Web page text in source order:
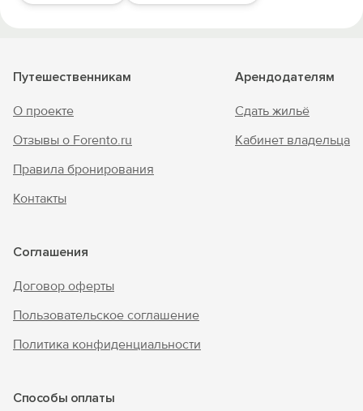
Путешественникам
О проекте
Отзывы о Forento.ru
Правила бронирования
Контакты
Арендодателям
Сдать жильё
Кабинет владельца
Соглашения
Договор оферты
Пользовательское соглашение
Политика конфиденциальности
Способы оплаты